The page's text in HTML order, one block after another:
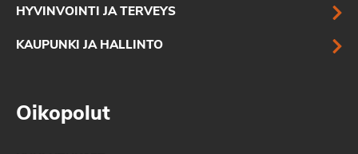
HYVINVOINTI JA TERVEYS
KAUPUNKI JA HALLINTO
Oikopolut